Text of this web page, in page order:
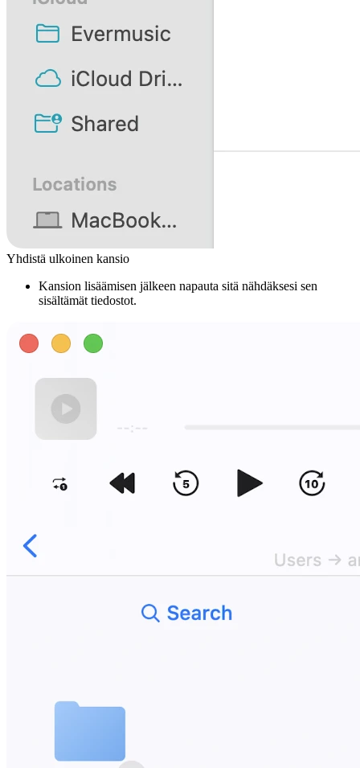
Yhdistä ulkoinen kansio
Kansion lisäämisen jälkeen napauta sitä nähdäksesi sen
sisältämät tiedostot.